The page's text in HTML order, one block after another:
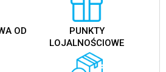
OD
PUNKTY
LOJALNOŚCIOWE